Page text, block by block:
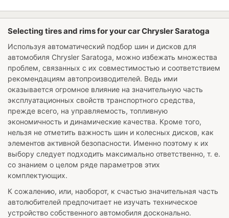
Selecting tires and rims for your car Chrysler Saratoga
Используя автоматический подбор шин и дисков для
автомобиля Chrysler Saratoga, можно избежать множества
проблем, связанных с их совместимостью и соответствием
рекомендациям автопроизводителей. Ведь ими
оказывается огромное влияние на значительную часть
эксплуатационных свойств транспортного средства,
прежде всего, на управляемость, топливную
экономичность и динамические качества. Кроме того,
нельзя не отметить важность шин и колесных дисков, как
элементов активной безопасности. Именно поэтому к их
выбору следует подходить максимально ответственно, т. е.
со знанием о целом ряде параметров этих
комплектующих.
К сожалению, или, наоборот, к счастью значительная часть
автолюбителей предпочитает не изучать техническое
устройство собственного автомобиля досконально.